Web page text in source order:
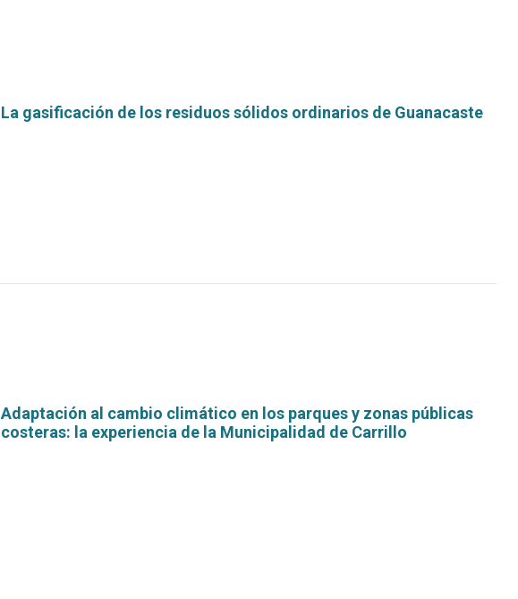
La gasificación de los residuos sólidos ordinarios de Guanacaste
Adaptación al cambio climático en los parques y zonas públicas
costeras: la experiencia de la Municipalidad de Carrillo